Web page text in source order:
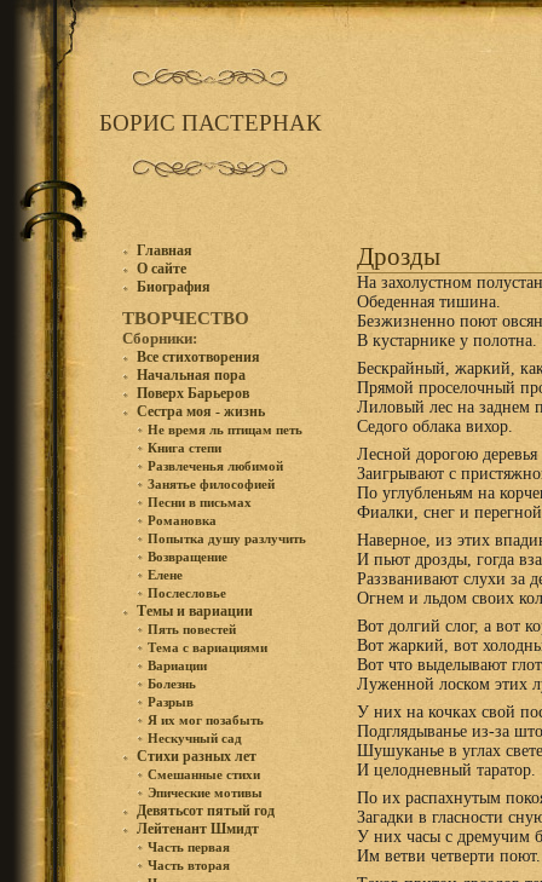
БОРИС ПАСТЕРНАК
Главная
О сайте
Биография
ТВОРЧЕСТВО
Сборники:
Все стихотворения
Начальная пора
Поверх Барьеров
Сестра моя - жизнь
Не время ль птицам петь
Книга степи
Развлеченья любимой
Занятье философией
Песни в письмах
Романовка
Попытка душу разлучить
Возвращение
Елене
Послесловье
Темы и вариации
Пять повестей
Тема с вариациями
Вариации
Болезнь
Разрыв
Я их мог позабыть
Нескучный сад
Стихи разных лет
Смешанные стихи
Эпические мотивы
Девятьсот пятый год
Лейтенант Шмидт
Часть первая
Часть вторая
Дрозды
На захолустном
Обеденная тишина.
Безжизненно поют
В кустарнике у полотна.
Бескрайный, жаркий,
Прямой проселочный
Лиловый лес на заднем
Седого облака вихор.
Лесной дорогою деревья
Заигрывают с
По углубленьям на
Фиалки, снег и
Наверное, из этих
И пьют дрозды, гогда
Раззванивают слухи за
Огнем и льдом своих
Вот долгий слог, а вот
Вот жаркий, вот
Вот что выделывают
Луженной лоском этих
У них на кочках свой
Подглядыванье из-за
Шушуканье в углах
И целодневный таратор.
По их распахнутым
Загадки в гласности
У них часы с дремучим
Им ветви четверти поют.